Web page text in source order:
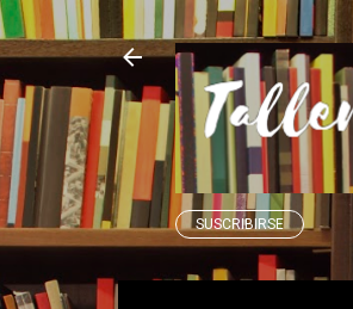
SUSCRIBIRSE